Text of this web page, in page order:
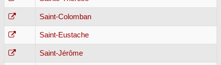
Saint-Colomban
Saint-Eustache
Saint-Jérôme